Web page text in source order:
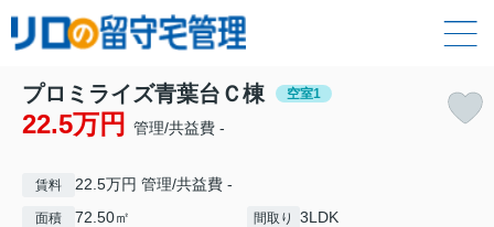
プロミライズ青葉台Ｃ棟 空室1
22.5万円 管理/共益費 -
賃料 22.5万円 管理/共益費 -
面積 72.50㎡ 間取り 3LDK